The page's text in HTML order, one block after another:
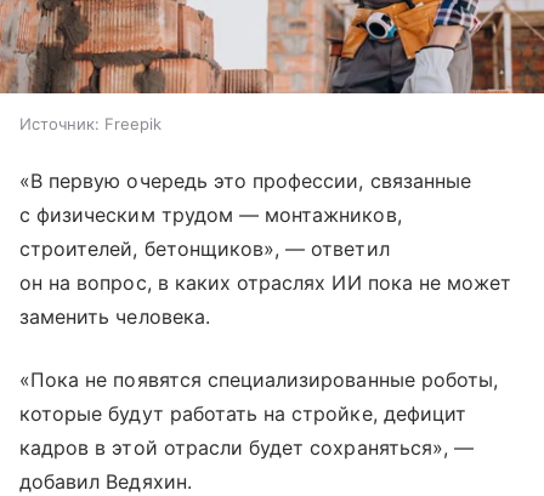
Источник: Freepik
«В первую очередь это профессии, связанные
с физическим трудом — монтажников,
строителей, бетонщиков», — ответил
он на вопрос, в каких отраслях ИИ пока не может
заменить человека.
«Пока не появятся специализированные роботы,
которые будут работать на стройке, дефицит
кадров в этой отрасли будет сохраняться», —
добавил Ведяхин.